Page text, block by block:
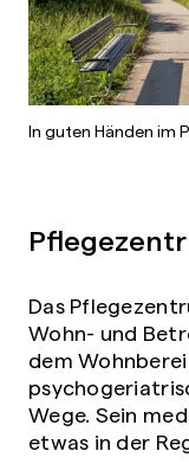
In guten Händen im
Das
Wohn- und
dem
Wege. Sein
etwas in der